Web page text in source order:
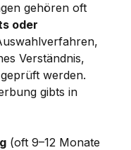
gehören oft
oder
Verständnis,
werden.
gibts in
(oft 9–12 Monate